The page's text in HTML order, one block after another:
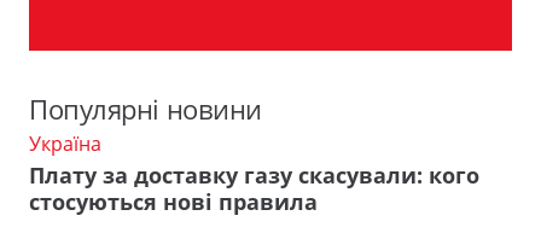
Популярні новини
Україна
Плату за доставку газу скасували: кого
стосуються нові правила